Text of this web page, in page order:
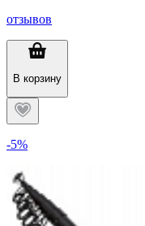
отзывов
В корзину
-5%